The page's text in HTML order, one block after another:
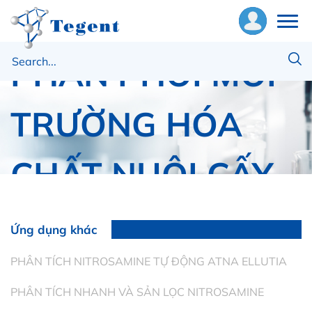
BƠM NHU ĐỘNG
PHÂN PHỐI MÔI
TRƯỜNG HÓA
CHẤT NUÔI CẤY
BƠM NHU ĐỘNG PHÂN PHỐI MÔI TRƯỜNG HÓA
Ứng dụng khác
PHÂN TÍCH NITROSAMINE TỰ ĐỘNG ATNA ELLUTIA
PHÂN TÍCH NHANH VÀ SẢN LỌC NITROSAMINE